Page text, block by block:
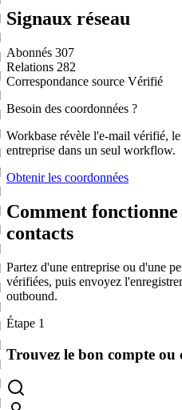
Signaux réseau
Abonnés 307
Relations 282
Correspondance source Vérifié
Besoin des coordonnées ?
Workbase révèle l'e-mail vérifié,
entreprise dans un seul workflow.
Obtenir les coordonnées
Comment
contacts
Partez d'une entreprise ou d'une
vérifiées, puis envoyez
outbound.
Étape 1
Trouvez le bon compte ou